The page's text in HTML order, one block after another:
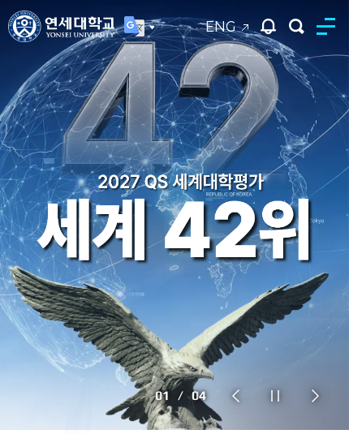
ENG
연세대학교
통합검색
연세대학교 창립 140주년 모금
캠페인
여러분의 동참으로 내일의 노벨상을 향한 길을
열겠습니다.
2025년 홍보영상
'연세다움'을 바탕으로 글로벌 리더를 양성하며
세상을 향한 도전과 창의적 비전을 통해 새로운
미래를 열어갑니다.
2026 기초과학 분야 리더연구자
6명 선정
물리·화학·지구과학·생명·바이오·반도체 분야
연구 경쟁력 입증
연세대학교 창립 140주년 모금
캠페인
여러분의 동참으로 내일의 노벨상을 향한 길을
열겠습니다.
2025년 홍보영상
'연세다움'을 바탕으로 글로벌 리더를 양성하며
세상을 향한 도전과 창의적 비전을 통해 새로운
미래를 열어갑니다.
2026 기초과학 분야 리더연구자
6명 선정
물리·화학·지구과학·생명·바이오·반도체 분야
연구 경쟁력 입증
1 / 4